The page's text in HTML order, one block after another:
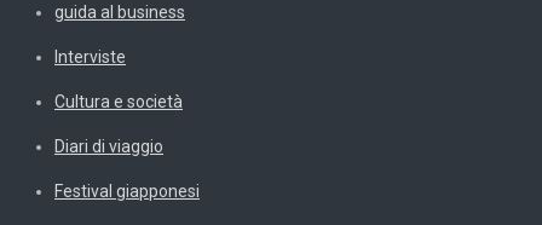
guida al business
Interviste
Cultura e società
Diari di viaggio
Festival giapponesi